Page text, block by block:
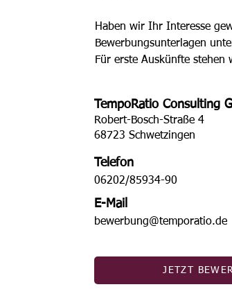
Haben wir Ihr Interesse
Bewerbungsunterlagen
Für erste Auskünfte
Telefon
E-Mail
TempoRatio Consulting
Robert-Bosch-Straße 4
68723 Schwetzingen
06202/85934-90
bewerbung@temporatio.de
JETZT